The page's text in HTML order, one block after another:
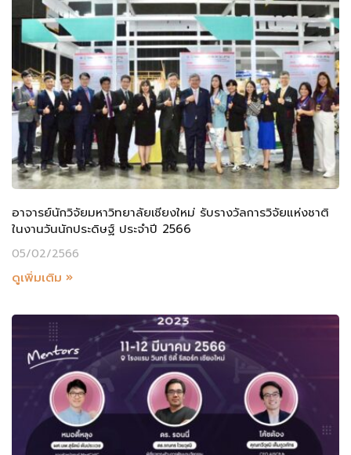
อาจารย์นักวิจัยมหาวิทยาลัยเชียงใหม่ รับรางวัลการวิจัยแห่งชาติ
ในงานวันนักประดิษฐ์ ประจำปี 2566
05/02/2566
ดูเพิ่มเติม »